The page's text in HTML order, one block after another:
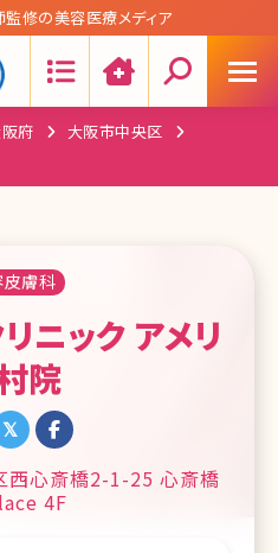
修の美容医療メディア
府
大阪市中央区
皮膚科
ニック アメリ
院
西心斎橋2-1-25 心斎橋
4F